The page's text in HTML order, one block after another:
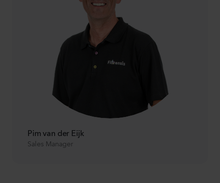
Pim van der Eijk
Sales Manager